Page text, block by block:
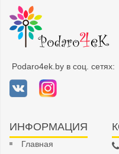
Podaro4ek.by в соц. сетях:
ИНФОРМАЦИЯ
Главная